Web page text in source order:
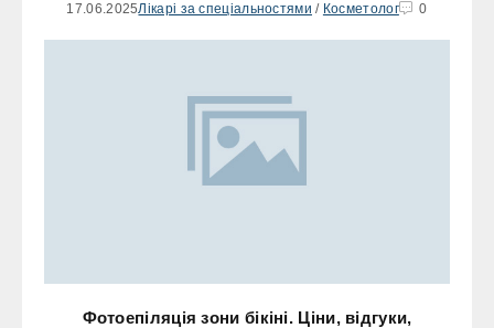
17.06.2025Лікарі за спеціальностями / Косметолог 0
Фотоепіляція зони бікіні. Ціни, відгуки,